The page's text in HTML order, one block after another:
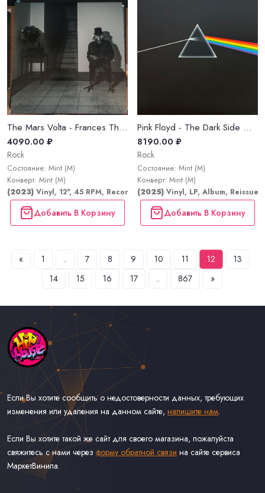
The Mars Volta - Frances The Mute
4090.00 ₽
Rock
Состояние: Mint (M)
Конверт: Mint (M)
(2023) Vinyl, 12", 45 RPM, Record Store Day, Single
Добавить В Корзину
Pink Floyd - The Dark Side Of The Moon
8190.00 ₽
Rock
Состояние: Mint (M)
Конверт: Mint (M)
(2025) Vinyl, LP, Album, Reissue,
Добавить В Корзину
« 1 .. 7 8 9 10 11 12
13
14
15 16 17 .. 867 »
Если Вы хотите сообщить о недостоверности данных, требующих
изменения или удаления на данном сайте, напишите нам.
Если Вы хотите такой же сайт для своего магазина, пожалуйста
свяжитесь с нами через форму обратной связи на сайте сервиса
МаркетВинила.
Каталог Музыки на Виниле В Наличии